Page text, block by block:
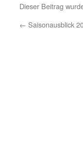
Dieser Beitrag
← Saisonausblick